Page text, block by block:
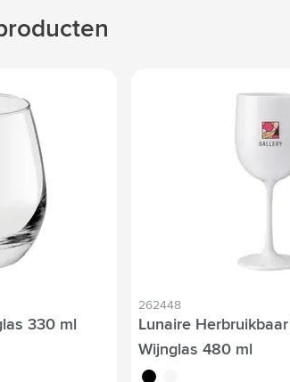
330 ml
262448
Lunaire
Wijnglas 480 ml
noir